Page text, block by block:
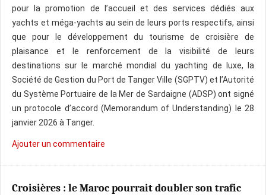
pour la promotion de l’accueil et des services dédiés aux
yachts et méga-yachts au sein de leurs ports respectifs, ainsi
que pour le développement du tourisme de croisière de
plaisance et le renforcement de la visibilité de leurs
destinations sur le marché mondial du yachting de luxe, la
Société de Gestion du Port de Tanger Ville (SGPTV) et l’Autorité
du Système Portuaire de la Mer de Sardaigne (ADSP) ont signé
un protocole d’accord (Memorandum of Understanding) le 28
janvier 2026 à Tanger.
Ajouter un commentaire
Croisières : le Maroc pourrait doubler son trafic